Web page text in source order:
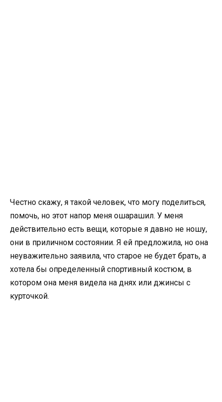
Честно скажу, я такой человек, что могу поделиться,
помочь, но этот напор меня ошарашил. У меня
действительно есть вещи, которые я давно не ношу,
они в приличном состоянии. Я ей предложила, но она
неуважительно заявила, что старое не будет брать, а
хотела бы определенный спортивный костюм, в
котором она меня видела на днях или джинсы с
курточкой.